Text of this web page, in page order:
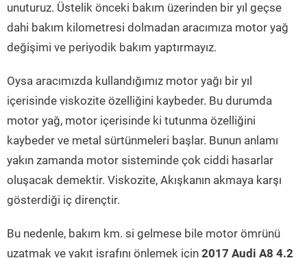
unuturuz. Üstelik önceki bakım üzerinden bir yıl geçse
dahi bakım kilometresi dolmadan aracımıza motor yağ
değişimi ve periyodik bakım yaptırmayız.
Oysa aracımızda kullandığımız motor yağı bir yıl
içerisinde viskozite özelliğini kaybeder. Bu durumda
motor yağ, motor içerisinde ki tutunma özelliğini
kaybeder ve metal sürtünmeleri başlar. Bunun anlamı
yakın zamanda motor sisteminde çok ciddi hasarlar
oluşacak demektir. Viskozite, Akışkanın akmaya karşı
gösterdiği iç dirençtir.
Bu nedenle, bakım km. si gelmese bile motor ömrünü
uzatmak ve yakıt israfını önlemek için 2017 Audi A8 4.2